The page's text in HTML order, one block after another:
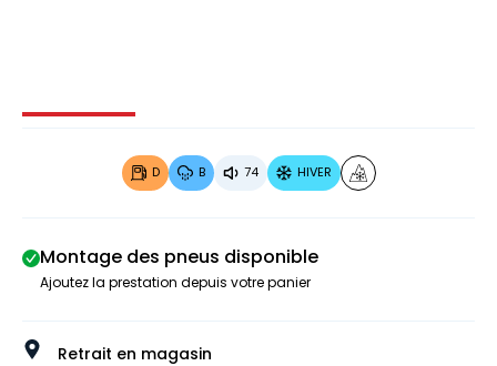
Image 1 sur 4
D B 74 HIVER
Montage des pneus disponible
Ajoutez la prestation depuis votre panier
Retrait en magasin